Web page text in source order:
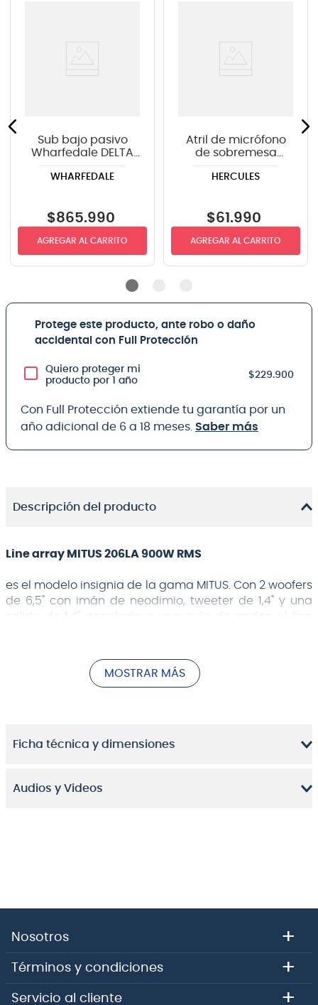
Sub bajo pasivo
Wharfedale DELTA
WHARFEDALE
$865.990
AGREGAR AL CARRITO
Atril de micrófono
de sobremesa
con boom
HERCULES
$61 .990
AGREGAR AL CARRITO
Protege este producto, ante robo o daño
accidental con Full Protección
Quiero proteger mi
producto por 1 año
$229.900
Con Full Protección extiende tu garantía por un
año adicional de 6 a 18 meses. Saber más
Descripción del producto
Line array MITUS 206LA 900W RMS
es el modelo insignia de la gama MITUS. Con 2 woofers
de 6,5" con imán de neodimio, tweeter de 1,4" y una
salida de 1,4" acoplada a una guía de ondas, el line
cilíndrica ideal para todo el rango de audio. El
gabinete cuenta con 2 woofers de 6,5” acoplados a
Caracteristicas
hechos a medida para FBT
con superficies de goma
alta eficiencia con fuentes de alimentación
conmutadas
Carcasa de aluminio fundido a presión. Esto
proporciona la máxima protección de los
MOSTRAR MÁS
Ficha técnica y dimensiones
Audios y Videos
Nosotros +
Términos y condiciones +
Servicio al cliente +